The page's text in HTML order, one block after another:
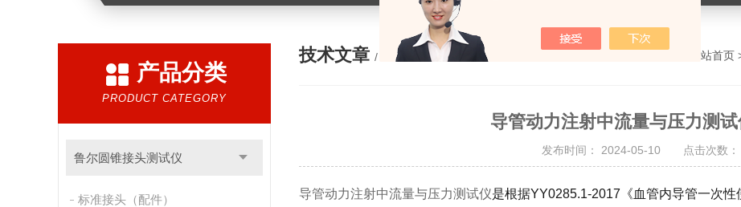
产品分类
PRODUCT CATEGORY
鲁尔圆锥接头测试仪
标准接头（配件）
技术文章 / ARTICLE 网站首页
导管动力注射中流量与压力测
发布时间： 2024-05-10 点击次数：
导管动力注射中流量与压力测试仪是根据YY0285.1-2017《血管内导管一次性